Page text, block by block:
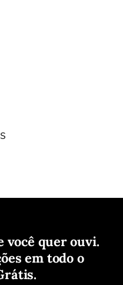
você quer ouvi.
em todo o